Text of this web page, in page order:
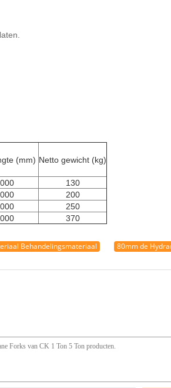
(mm) Netto gewicht (kg)
130
200
250
370
Behandelingsmateriaal 80mm de